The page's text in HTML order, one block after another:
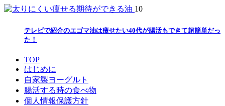
10
テレビで紹介のエゴマ油は痩せたい40代が腸活もできて超簡単だっ
た！
TOP
はじめに
自家製ヨーグルト
腸活する時の食べ物
個人情報保護方針